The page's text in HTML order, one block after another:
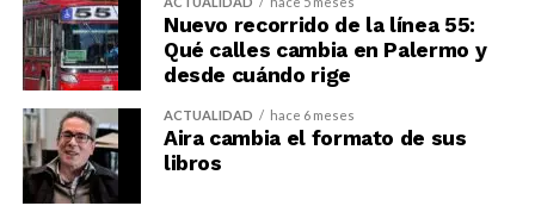
Nuevo recorrido de la línea 55:
Qué calles cambia en Palermo y
desde cuándo rige
ACTUALIDAD hace 6 meses
Aira cambia el formato de sus
libros